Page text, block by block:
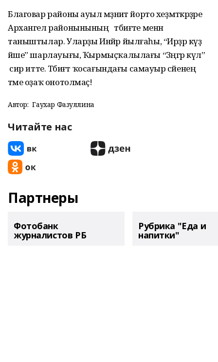
Благовар районы ауыл мәҙәниәт йорто хеҙмәткәрҙәре
Архангел районынының тәбиғәте менән
таныштылар. Уларҙы Инйәр йылғаһы, “Ирҙәр күҙ
йәше” шарлауығы, Ҡырмыҫҡалылағы “Зәңгәр күл”
әсир итте. Тәбиғәт ҡосағындағы самауыр сәйенең
тәме оҙаҡ онотолмаҫ!
Автор: Гаухар Фазуллина
Читайте нас
Партнеры
Фотобанк
журналистов РБ
Рубрика "Еда и
напитки"